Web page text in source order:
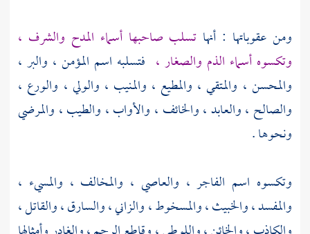
ومن عقوباتها : أنها تسلب صاحبها أسماء المدح والشرف ،
وتكسوه أسماء الذم والصغار ، فتسلبه اسم المؤمن ، والبر ،
والمحسن ، والمتقي ، والمطيع ، والمنيب ، والولي ، والورع ،
والصالح ، والعابد ، والخائف ، والأواب ، والطيب ، والمرضي
ونحوها .
وتكسوه اسم الفاجر ، والعاصي ، والمخالف ، والمسيء ،
والمفسد ، والخبيث ، والمسخوط ، والزاني ، والسارق ، والقاتل ،